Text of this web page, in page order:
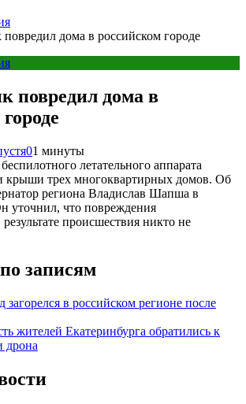
дома в российском городе
повредил дома в
01 минуты
летательного аппарата
трех многоквартирных домов. Об
региона Владислав Шапша в
уточнил, что повреждения
происшествия никто не
записям
загорелся в российском регионе после
жителей Екатеринбурга обратились к
дрона